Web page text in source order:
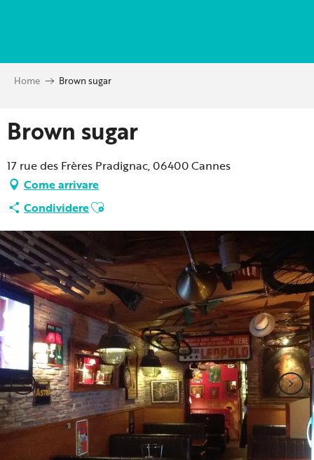
principal
Home Brown sugar
Brown sugar
17 rue des Frères Pradignac, 06400 Cannes
Come arrivare
CondividereAjouter aux favoris